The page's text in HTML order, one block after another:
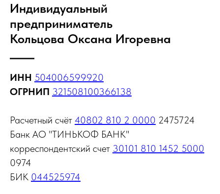
Индивидуальный
предприниматель
Кольцова Оксана Игоревна
ИНН 504006599920
ОГРНИП 321508100366138
Расчетный счёт 40802 810 2 0000 2475724
Банк АО "ТИНЬКОФ БАНК"
корреспондентский счет 30101 810 1452 5000
0974
БИК 044525974